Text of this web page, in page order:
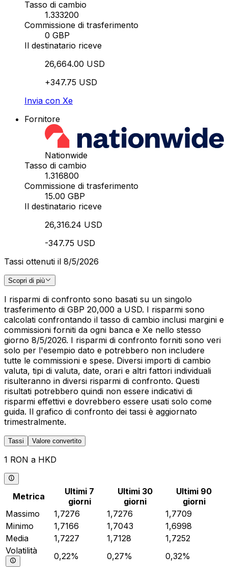
Tasso di cambio
1.333200
Commissione di trasferimento
0 GBP
Il destinatario riceve
26,664.00 USD
+347.75 USD
Invia con Xe
Fornitore
Nationwide
Tasso di cambio
1.316800
Commissione di trasferimento
15.00 GBP
Il destinatario riceve
26,316.24 USD
-347.75 USD
Tassi ottenuti il 8/5/2026
Scopri di più
I risparmi di confronto sono basati su un singolo
trasferimento di GBP 20,000 a USD. I risparmi sono
calcolati confrontando il tasso di cambio inclusi margini e
commissioni forniti da ogni banca e Xe nello stesso
giorno 8/5/2026. I risparmi di confronto forniti sono veri
solo per l'esempio dato e potrebbero non includere
tutte le commissioni e spese. Diversi importi di cambio
valuta, tipi di valuta, date, orari e altri fattori individuali
risulteranno in diversi risparmi di confronto. Questi
risultati potrebbero quindi non essere indicativi di
risparmi effettivi e dovrebbero essere usati solo come
guida. Il grafico di confronto dei tassi è aggiornato
trimestralmente.
Tassi Valore convertito
1 RON a HKD
Metrica
Ultimi 7
giorni
Ultimi 30
giorni
Ultimi 90
giorni
Massimo
1,7276 1,7276
1,7709
Minimo
1,7166 1,7043
1,6998
Media
1,7227 1,7128
1,7252
Volatilità
0,22% 0,27% 0,32%